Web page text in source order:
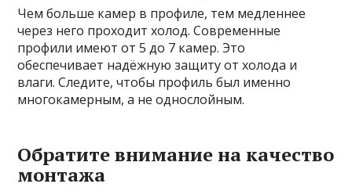
Чем больше камер в профиле, тем медленнее
через него проходит холод. Современные
профили имеют от 5 до 7 камер. Это
обеспечивает надёжную защиту от холода и
влаги. Следите, чтобы профиль был именно
многокамерным, а не однослойным.
Обратите внимание на качество
монтажа